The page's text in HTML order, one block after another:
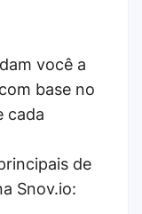
você a
base no
cada
de
Snov.io: